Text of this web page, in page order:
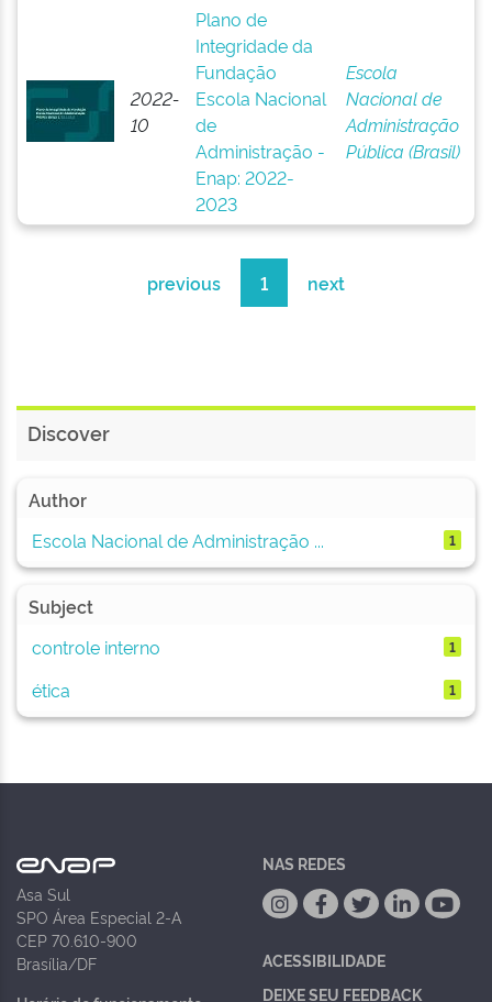
2022-
10
Plano de
Integridade da
Fundação
Escola Nacional
de
Administração -
Enap: 2022-
2023
Escola
Nacional de
Administração
Pública (Brasil)
previous 1 next
Discover
Author
Escola Nacional de Administração ...
1
Subject
controle interno
1
ética 1
Asa Sul
SPO Área Especial 2-A
CEP 70.610-900
Brasília/DF
NAS REDES
ACESSIBILIDADE
DEIXE SEU FEEDBACK